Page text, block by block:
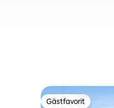
Gästfavorit
Gästfavorit